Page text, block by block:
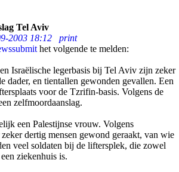
Tel Aviv
2003 18:12
print
het volgende te melden:
Israëlische legerbasis bij Tel Aviv zijn zeker
dader, en tientallen gewonden gevallen. Een
voor de Tzrifin-basis. Volgens de
zelfmoordaanslag.
een Palestijnse vrouw. Volgens
dertig mensen gewond geraakt, van wie
veel soldaten bij de liftersplek, die zowel
ziekenhuis is.